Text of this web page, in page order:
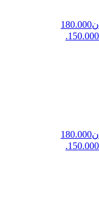
قیمت اصلی: تومان180.000
قیمت اصلی: تومان180.000